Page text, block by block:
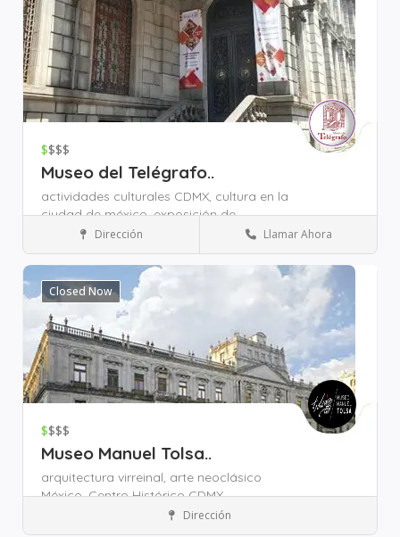
$$$$
Museo del Telégrafo..
actividades culturales CDMX, cultura en la
ciudad de méxico,exposición de
telecomunicaciones,
Museos y Cultura Zona Alameda Central
Dirección Llamar Ahora
Closed Now
$$$$
Museo Manuel Tolsa..
arquitectura virreinal, arte neoclásico
México,Centro Histórico CDMX,
Dirección